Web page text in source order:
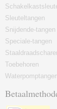
Sleuteltangen
Snijdende-tangen
Speciale-tangen
Toebehoren
Waterpomptangen